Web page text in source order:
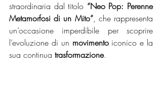
straordinaria dal titolo “Neo Pop: Perenne
Metamorfosi di un Mito”, che rappresenta
un’occasione imperdibile per scoprire
l’evoluzione di un movimento iconico e la
sua continua trasformazione.